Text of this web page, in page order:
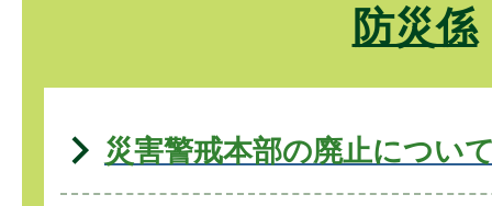
防災係
災害警戒本部の廃止につい